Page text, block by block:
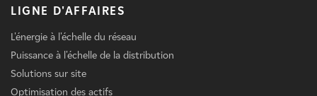
LIGNE D'AFFAIRES
L'énergie à l'échelle du réseau
Puissance à l'échelle de la distribution
Solutions sur site
Optimisation des actifs